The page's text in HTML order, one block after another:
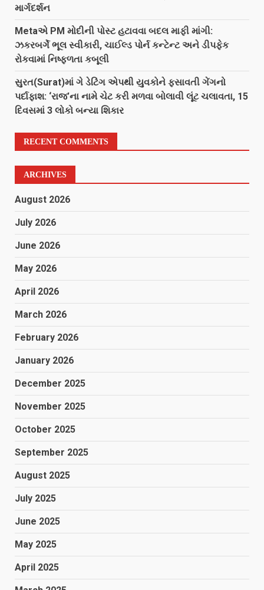
માર્ગદર્શન
Metaએ PM મોદીની પોસ્ટ હટાવવા બદલ માફી માંગી:
ઝકરબર્ગે ભૂલ સ્વીકારી, ચાઈલ્ડ પોર્ન કન્ટેન્ટ અને ડીપફેક
રોકવામાં નિષ્ફળતા કબૂલી
સુરત(Surat)માં ગે ડેટિંગ એપથી યુવકોને ફસાવતી ગેંગનો
પર્દાફાશ: ‘રાજ’ના નામે ચેટ કરી મળવા બોલાવી લૂંટ ચલાવતા, 15
દિવસમાં 3 લોકો બન્યા શિકાર
RECENT COMMENTS
ARCHIVES
August 2026
July 2026
June 2026
May 2026
April 2026
March 2026
February 2026
January 2026
December 2025
November 2025
October 2025
September 2025
August 2025
July 2025
June 2025
May 2025
April 2025